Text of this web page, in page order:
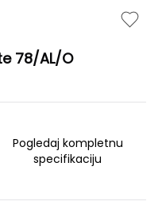
78/AL/O
Pogledaj kompletnu
specifikaciju